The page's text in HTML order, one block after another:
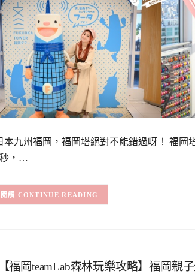
本九州福岡，福岡塔絕對不能錯過呀！ 福岡
，…
CONTINUE READING
福岡teamLab森林玩樂攻略】福岡親